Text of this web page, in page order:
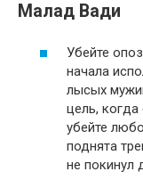
Малад Вади
Убейте
начала
лысых
цель, когда
убейте
поднята
не покинул